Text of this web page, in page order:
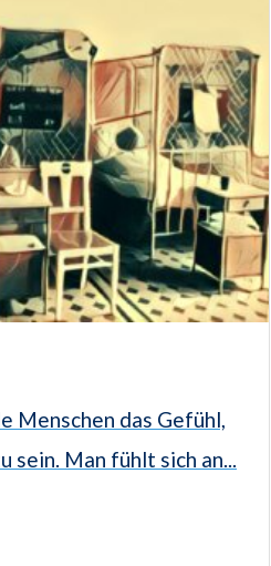
Menschen das Gefühl,
sein. Man fühlt sich an...